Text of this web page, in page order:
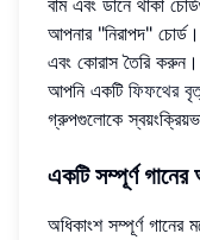
বাম এবং ডানে থাকা
আপনার "নিরাপদ"
এবং কোরাস তৈরি
আপনি একটি ফিফথের
গ্রুপগুলোকে
একটি সম্পূর্ণ
অধিকাংশ সম্পূর্ণ গানের